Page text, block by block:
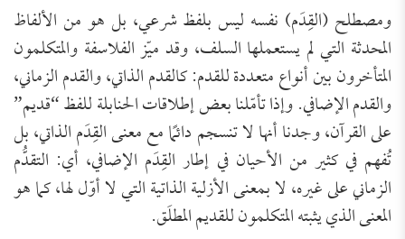
ومصطلح (القِدَم) نفسه ليس بلفظ شرعي، بل هو من الألفاظ
المحدثة التي لم يستعملها السلف، وقد ميّز الفلاسفة والمتكلمون
المتأخرون بين أنواع متعددة للقدم: كالقدم الذاتي، والقدم الزماني،
والقدم الإضافي. وإذا تأمّلنا بعض إطلاقات الحنابلة للفظ “قديم”
على القرآن، وجدنا أنها لا تنسجم دائمًا مع معنى القِدَم الذاتي، بل
تُفهم في كثير من الأحيان في إطار القِدَم الإضافي، أي: التقدُّم
الزماني على غيره، لا بمعنى الأزلية الذاتية التي لا أوّل لها، كما هو
المعنى الذي يثبته المتكلمون للقديم المطلَق.